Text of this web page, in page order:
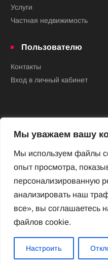
Мы уважаем вашу
Мы используем файлы
опыт просмотра,
персонализированную
анализировать наш
все», вы соглашаетесь
файлов cookie.
Настроить
Услуги
Частная недвижимость
Пользователю
Контакты
Вход в личный кабинет
Новый Венский
Архив номеров
Impressum
Новый